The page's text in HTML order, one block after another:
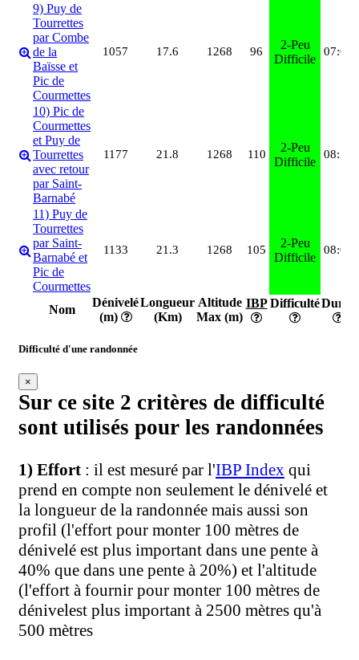
9) Puy de
Tourrettes
par Combe
de la
Baïsse et
Pic de
Courmettes
1057 17.6 1268 96
2-Peu
Difficile
07:03
10) Pic de
Courmettes
et Puy de
Tourrettes
avec retour
par Saint-
Barnabé
1177 21.8 1268 110
2-Peu
Difficile
08:24
11) Puy de
Tourrettes
par Saint-
Barnabé et
Pic de
Courmettes
1133 21.3 1268 105
2-Peu
Difficile
08:09
Nom
Dénivelé
(m)
Longueur
(Km)
Altitude
Max (m)
IBP DifficultéDurée
Difficulté d'une randonnée
×
Sur ce site 2 critères de difficulté
sont utilisés pour les randonnées
1) Effort : il est mesuré par l'IBP Index qui
prend en compte non seulement le dénivelé et
la longueur de la randonnée mais aussi son
profil (l'effort pour monter 100 mètres de
dénivelé est plus important dans une pente à
40% que dans une pente à 20%) et l'altitude
(l'effort à fournir pour monter 100 mètres de
dénivelest plus important à 2500 mètres qu'à
500 mètres